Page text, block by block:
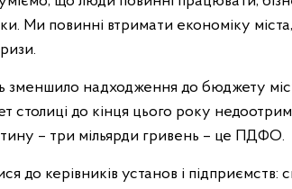
Ми повинні втримати економіку
надходження до бюджету
до кінця цього року
– три мільярди гривень – це ПДФО.
до керівників установ і підприємств: